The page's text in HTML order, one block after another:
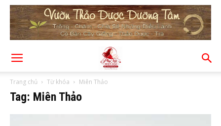
Trang chủ Từ khóa Miên Thảo
Tag: Miên Thảo